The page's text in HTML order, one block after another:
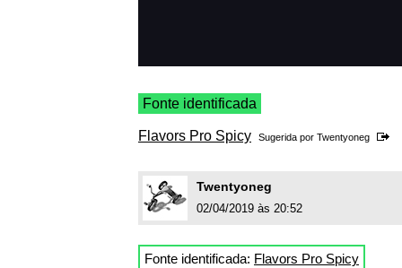
Fonte identificada
Flavors Pro Spicy Sugerida por Twentyoneg
Twentyoneg
02/04/2019 às 20:52
Fonte identificada: Flavors Pro Spicy